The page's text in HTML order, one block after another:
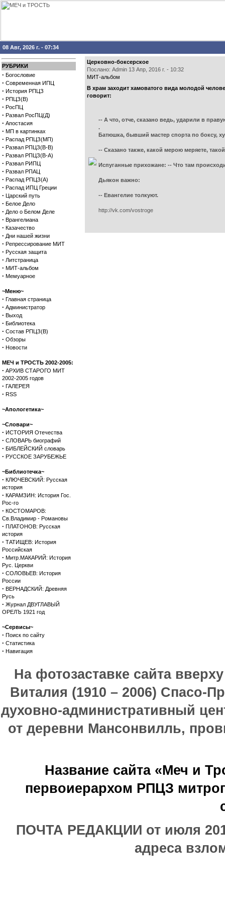
08 Авг, 2026 г. - 07:34
РУБРИКИ
· Богословие
· Современная ИПЦ
· История РПЦЗ
· РПЦЗ(В)
· РосПЦ
· Развал РосПЦ(Д)
· Апостасия
· МП в картинках
· Распад РПЦЗ(МП)
· Развал РПЦЗ(В-В)
· Развал РПЦЗ(В-А)
· Развал РИПЦ
· Развал РПАЦ
· Распад РПЦЗ(А)
· Распад ИПЦ Греции
· Царский путь
· Белое Дело
· Дело о Белом Деле
· Врангелиана
· Казачество
· Дни нашей жизни
· Репрессирование МИТ
· Русская защита
· Литстраница
· МИТ-альбом
· Мемуарное
~Меню~
· Главная страница
· Администратор
· Выход
· Библиотека
· Состав РПЦЗ(В)
· Обзоры
· Новости
МЕЧ и ТРОСТЬ 2002-2005:
· АРХИВ СТАРОГО МИТ
2002-2005 годов
· ГАЛЕРЕЯ
· RSS
~Апологетика~
~Словари~
· ИСТОРИЯ Отечества
· СЛОВАРЬ биографий
· БИБЛЕЙСКИЙ словарь
· РУССКОЕ ЗАРУБЕЖЬЕ
~Библиотечка~
· КЛЮЧЕВСКИЙ: Русская
история
· КАРАМЗИН: История Гос.
Рос-го
· КОСТОМАРОВ:
Св.Владимир - Романовы
· ПЛАТОНОВ: Русская
история
· ТАТИЩЕВ: История
Российская
· Митр.МАКАРИЙ: История
Рус. Церкви
· СОЛОВЬЕВ: История
России
· ВЕРНАДСКИЙ: Древняя
Русь
· Журнал ДВУГЛАВЫЙ
ОРЕЛЪ 1921 год
~Сервисы~
· Поиск по сайту
· Статистика
· Навигация
Церковно-боксерское
Послано: Admin 13 Апр, 2016 г. - 10:32
МИТ-альбом
В храм заходит хамоватого вида молодой
говорит:
-- А что, отче, сказано ведь, ударили в
.
Батюшка, бывший мастер спорта по боксу,
-- Сказано также, какой мерою меряете,
Испуганные прихожане: -- Что там
Дьякон важно:
-- Евангелие толкуют.
http://vk.com/vostroge
На фотозаставке сайта
Виталия (1910 – 2006) Спасо-
духовно-административный
от деревни Мансонвилль,
Название сайта «Меч и
первоиерархом РПЦЗ
ПОЧТА РЕДАКЦИИ от июля
адреса